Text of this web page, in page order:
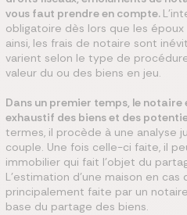
vous faut prendre en compte.
obligatoire dès lors que les
ainsi, les frais de notaire sont
varient selon le type de
valeur du ou des biens en jeu.
Dans un premier temps, le
exhaustif des biens et des
termes, il procède à une analyse
couple. Une fois celle-ci faite, il
immobilier qui fait l’objet du
L’estimation d’une maison en
principalement faite par un
base du partage des biens.